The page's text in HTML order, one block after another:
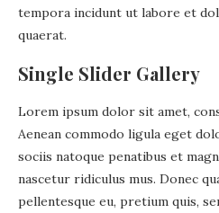
tempora incidunt ut labore et
quaerat.
Single Slider Gallery
Lorem ipsum dolor sit amet,
Aenean commodo ligula eget
sociis natoque penatibus et
nascetur ridiculus mus. Donec
pellentesque eu, pretium quis,